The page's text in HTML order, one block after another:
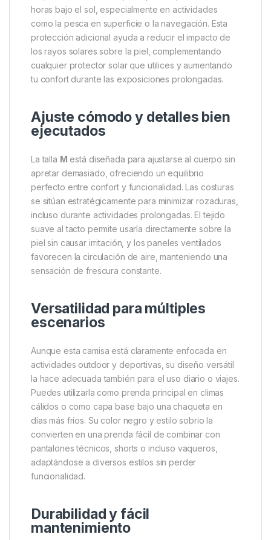
excelente transpirabilidadysecado rápido. Este
material ayuda a evacuar el sudor desde la piel hacia
la superficie del tejido, manteniéndote fresco y seco
incluso durante jornadas largas en climas cálidos o
húmedos.
La camisa incorpora
protección contra los rayos
UV
horas bajo el sol, especialmente en actividades
como la pesca en superficie o la navegación. Esta
protección adicional ayuda a reducir el impacto de
los rayos solares sobre la piel, complementando
cualquier protector solar que utilices y aumentando
tu confort durante las exposiciones prolongadas.
Ajuste cómodo y detalles bien
ejecutados
La tallaMestá diseñada para ajustarse al cuerpo sin
apretar demasiado, ofreciendo un equilibrio
se sitúan estratégicamente para minimizar rozaduras,
incluso durante actividades prolongadas. El tejido
suave al tacto permite usarla directamente sobre la
piel sin causar irritación, y los paneles ventilados
favorecen la circulación de aire, manteniendo una
sensación de frescura constante.
Versatilidad para múltiples
escenarios
actividades outdoor y deportivas, su diseño versátil
la hace adecuada también para el uso diario o viajes.